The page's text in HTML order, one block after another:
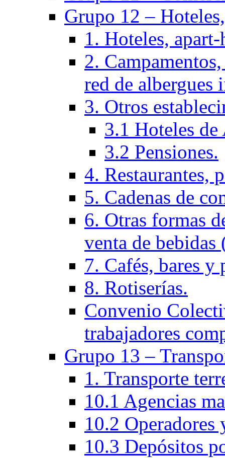
Grupo 12 –
1. Hoteles,
2.
red de albergues
3. Otros
3.1 Hoteles
3.2 Pensiones.
4. Restaurantes,
5. Cadenas de
6. Otras formas
venta de bebidas
7. Cafés, bares y
8. Rotiserías.
Convenio
trabajadores
Grupo 13 –
1. Transporte
10.1 Agencias
10.2 Operadores
10.3 Depósitos